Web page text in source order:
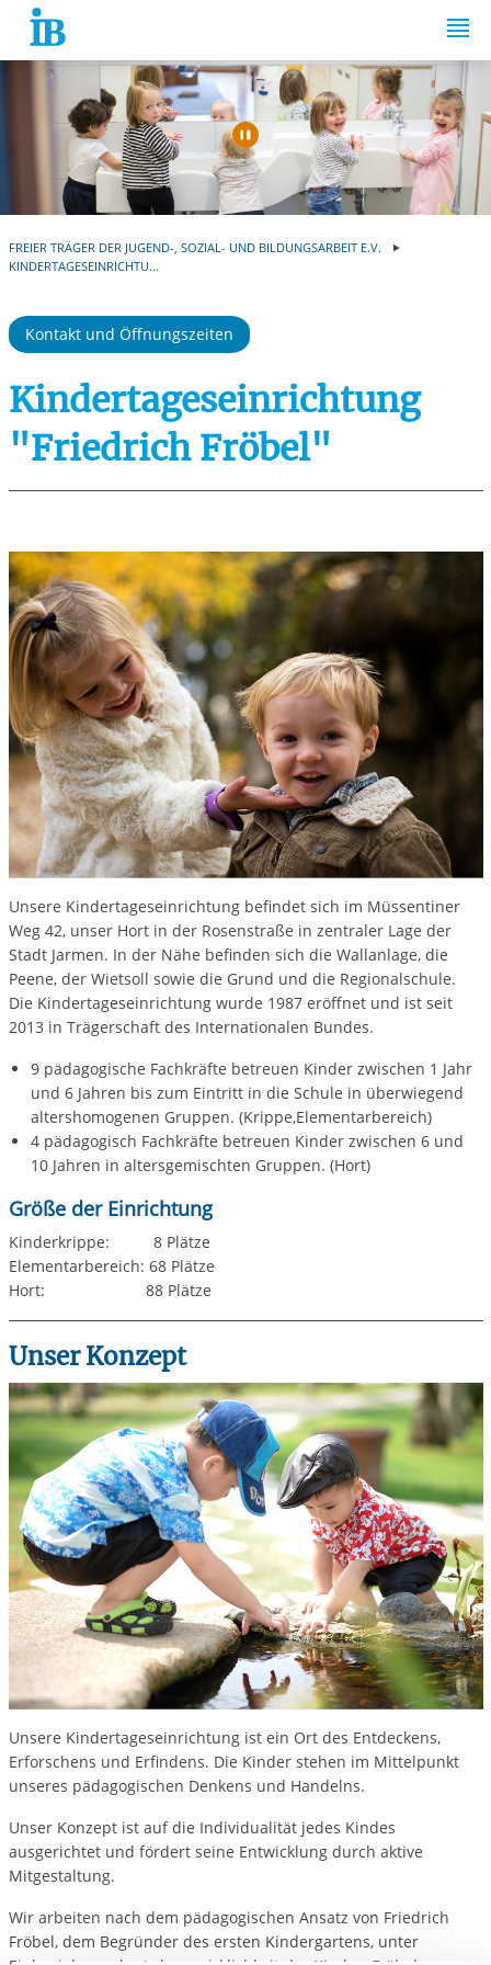
Springe zum Inhalt
Automatische
FREIER TRÄGER DER JUGEND-, SOZIAL- UND BILDUNGSARBEIT E.V.
KINDERTAGESEINRICHTU...
Kontakt und Öffnungszeiten
Kindertageseinrichtung
"Friedrich Fröbel"
Unsere Kindertageseinrichtung befindet sich im Müssentiner
Weg 42, unser Hort in der Rosenstraße in zentraler Lage der
Stadt Jarmen. In der Nähe befinden sich die Wallanlage, die
Peene, der Wietsoll sowie die Grund und die Regionalschule.
Die Kindertageseinrichtung wurde 1987 eröffnet und ist seit
2013 in Trägerschaft des Internationalen Bundes.
9 pädagogische Fachkräfte betreuen Kinder zwischen 1 Jahr
und 6 Jahren bis zum Eintritt in die Schule in überwiegend
altershomogenen Gruppen. (Krippe,Elementarbereich)
4 pädagogisch Fachkräfte betreuen Kinder zwischen 6 und
10 Jahren in altersgemischten Gruppen. (Hort)
Größe der Einrichtung
Kinderkrippe: 8 Plätze
Elementarbereich: 68 Plätze
Hort: 88 Plätze
Unser Konzept
Unsere Kindertageseinrichtung ist ein Ort des Entdeckens,
Erforschens und Erfindens. Die Kinder stehen im Mittelpunkt
unseres pädagogischen Denkens und Handelns.
Unser Konzept ist auf die Individualität jedes Kindes
ausgerichtet und fördert seine Entwicklung durch aktive
Mitgestaltung.
Wir arbeiten nach dem pädagogischen Ansatz von Friedrich
Fröbel, dem Begründer des ersten Kindergartens, unter